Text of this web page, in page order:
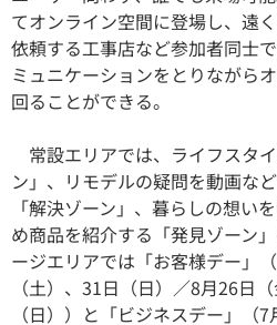
てオンライン空間に登場し、遠
依頼する工事店など参加者同士
ミュニケーションをとりながら
回ることができる。
常設エリアでは、ライフスタ
ン」、リモデルの疑問を動画な
「解決ゾーン」、暮らしの想い
め商品を紹介する「発見ゾーン
ージエリアでは「お客様デー」
（土）、31日（日）／8月26日
（日））と「ビジネスデー」（